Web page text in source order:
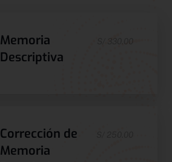
Memoria
Descriptiva
Corrección de
Memoria